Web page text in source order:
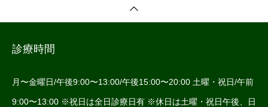
診療時間
月〜金曜日/午後9:00〜13:00/午後15:00〜20:00 土曜・祝日/午前
9:00〜13:00 ※祝日は全日診療日有 ※休日は土曜・祝日午後、日